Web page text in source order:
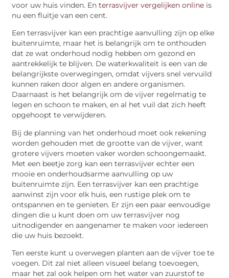
voor uw huis vinden. Enterrasvijver vergelijken online is
nu een fluitje van een cent.
Een terrasvijver kan een prachtige aanvulling zijn op elke
buitenruimte, maar het is belangrijk om te onthouden
dat ze wat onderhoud nodig hebben om gezond en
aantrekkelijk te blijven. De waterkwaliteit is een van de
belangrijkste overwegingen, omdat vijvers snel vervuild
kunnen raken door algen en andere organismen.
Daarnaast is het belangrijk om de vijver regelmatig te
legen en schoon te maken, en al het vuil dat zich heeft
opgehoopt te verwijderen.
Bij de planning van het onderhoud moet ook rekening
worden gehouden met de grootte van de vijver, want
grotere vijvers moeten vaker worden schoongemaakt.
Met een beetje zorg kan een terrasvijver echter een
mooie en onderhoudsarme aanvulling op uw
buitenruimte zijn. Een terrasvijver kan een prachtige
aanwinst zijn voor elk huis, een rustige plek om te
ontspannen en te genieten. Er zijn een paar eenvoudige
dingen die u kunt doen om uw terrasvijver nog
uitnodigender en aangenamer te maken voor iedereen
die uw huis bezoekt.
Ten eerste kunt u overwegen planten aan de vijver toe te
voegen. Dit zal niet alleen visueel belang toevoegen,
maar het zal ook helpen om het water van zuurstof te